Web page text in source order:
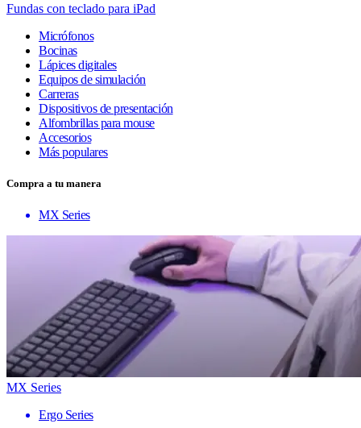
Fundas con teclado para iPad
Micrófonos
Bocinas
Lápices digitales
Equipos de simulación
Carreras
Dispositivos de presentación
Alfombrillas para mouse
Accesorios
Más populares
Compra a tu manera
MX Series
MX Series
Ergo Series